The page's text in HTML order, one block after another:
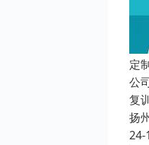
定
公
复
扬
24-